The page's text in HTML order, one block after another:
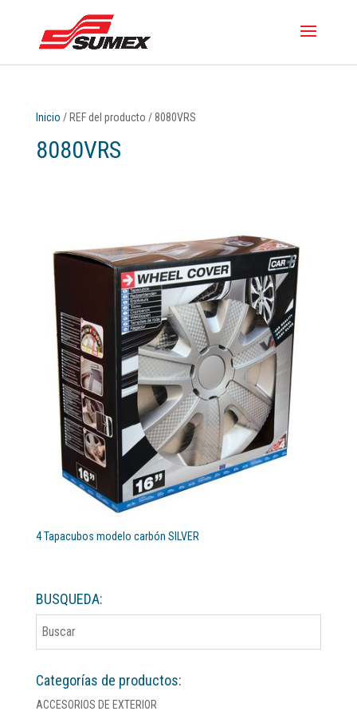
Inicio / REF del producto / 8080VRS
8080VRS
4 Tapacubos modelo carbón SILVER
BUSQUEDA:
Categorías de productos:
ACCESORIOS DE EXTERIOR